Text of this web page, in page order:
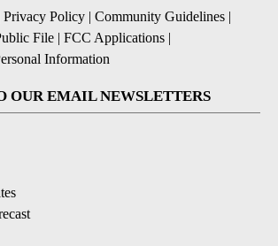
Privacy Policy | Community Guidelines |
File | FCC Applications |
Information
OUR EMAIL NEWSLETTERS